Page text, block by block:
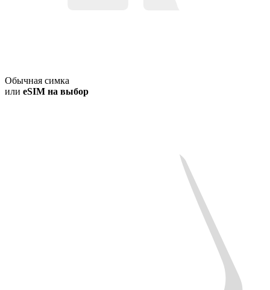
Обычная симка
или eSIM на выбор